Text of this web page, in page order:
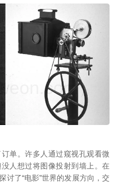
单。许多人通过窥视孔观看微
人想过将图像投射到墙上。在
讨了“电影”世界的发展方向，交
）